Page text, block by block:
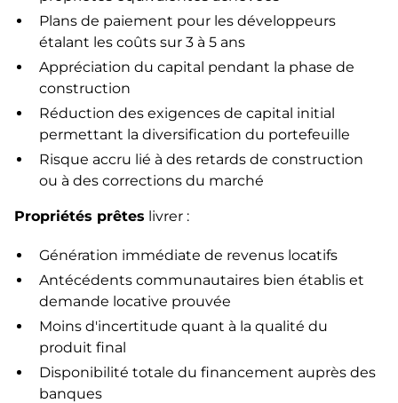
Plans de paiement pour les développeurs
étalant les coûts sur 3 à 5 ans
Appréciation du capital pendant la phase de
construction
Réduction des exigences de capital initial
permettant la diversification du portefeuille
Risque accru lié à des retards de construction
ou à des corrections du marché
Propriétés prêtes livrer :
Génération immédiate de revenus locatifs
Antécédents communautaires bien établis et
demande locative prouvée
Moins d'incertitude quant à la qualité du
produit final
Disponibilité totale du financement auprès des
banques